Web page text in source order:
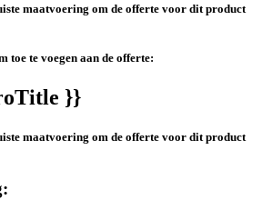
maatvoering om de offerte voor dit product
toe te voegen aan de offerte:
}}
maatvoering om de offerte voor dit product